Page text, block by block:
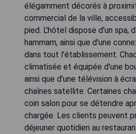
élégamment décorés à
commercial de la ville,
pied. L'hôtel dispose d'un spa,
hammam, ainsi que d'une
dans tout l'établissement.
climatisée et équipée d'une
ainsi que d'une télévision à
chaînes satellite. Certaines
coin salon pour se détendre
chargée. Les clients peuvent
déjeuner quotidien au